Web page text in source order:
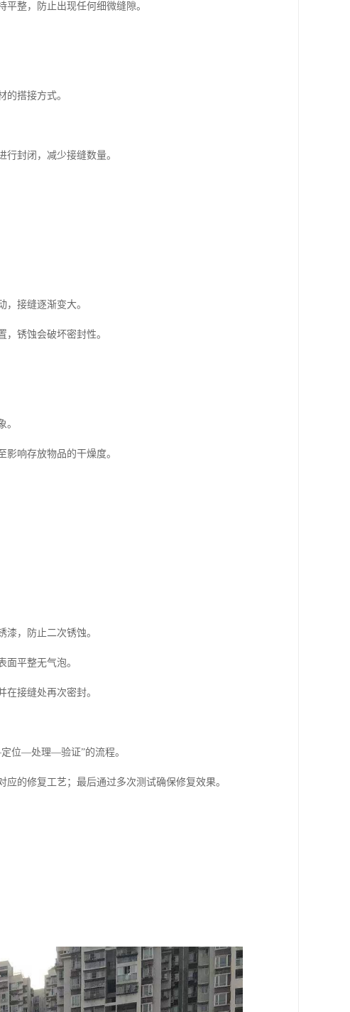
整，防止出现任何细微缝隙。
搭接方式。
封闭，减少接缝数量。
接缝逐渐变大。
锈蚀会破坏密封性。
。
响存放物品的干燥度。
，防止二次锈蚀。
平整无气泡。
接缝处再次密封。
位—处理—验证”的流程。
的修复工艺；最后通过多次测试确保修复效果。